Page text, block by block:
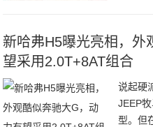
新哈弗H5曝光亮相，外
望采用2.0T+8AT组合
说起硬
JEEP
型。但